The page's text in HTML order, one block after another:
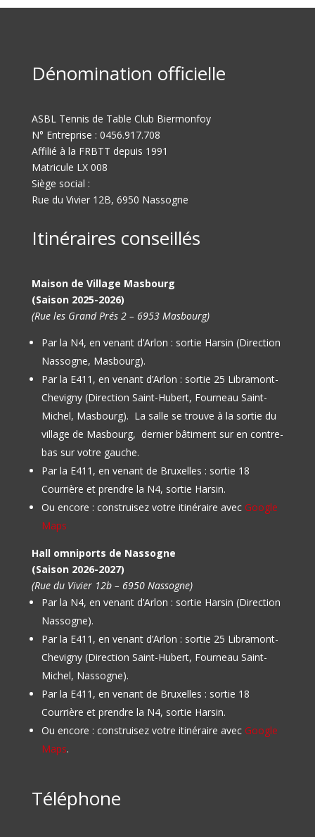
Dénomination officielle
ASBL Tennis de Table Club Biermonfoy
N° Entreprise : 0456.917.708
Affilié à la FRBTT depuis 1991
Matricule LX 008
Siège social :
Rue du Vivier 12B, 6950 Nassogne
Itinéraires conseillés
Maison de Village Masbourg
(Saison 2025-2026)
(Rue les Grand Prés 2 – 6953 Masbourg)
Par la N4, en venant d’Arlon : sortie Harsin (Direction
Nassogne, Masbourg).
Par la E411, en venant d’Arlon : sortie 25 Libramont-
Chevigny (Direction Saint-Hubert, Fourneau Saint-
Michel, Masbourg). La salle se trouve à la sortie du
village de Masbourg, dernier bâtiment sur en contre-
bas sur votre gauche.
Par la E411, en venant de Bruxelles : sortie 18
Courrière et prendre la N4, sortie Harsin.
Ou encore : construisez votre itinéraire avec Google
Maps
Hall omniports de Nassogne
(Saison 2026-2027)
(Rue du Vivier 12b – 6950 Nassogne)
Par la N4, en venant d’Arlon : sortie Harsin (Direction
Nassogne).
Par la E411, en venant d’Arlon : sortie 25 Libramont-
Chevigny (Direction Saint-Hubert, Fourneau Saint-
Michel, Nassogne).
Par la E411, en venant de Bruxelles : sortie 18
Courrière et prendre la N4, sortie Harsin.
Ou encore : construisez votre itinéraire avec Google
Maps.
Téléphone